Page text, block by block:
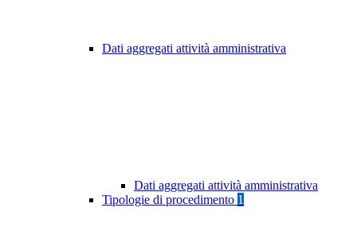
Dati aggregati attività amministrativa
Dati aggregati attività amministrativa
Tipologie di procedimento 1